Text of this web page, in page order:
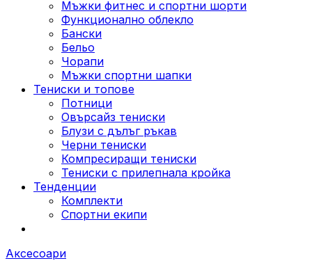
Mъжки фитнес и спортни шорти
Функционално облекло
Бански
Бельо
Чорапи
Mъжки спортни шапки
Тениски и топове
Потници
Овърсайз тениски
Блузи с дълъг ръкав
Черни тениски
Компресиращи тениски
Тениски с прилепнала кройка
Тенденции
Комплекти
Спортни екипи
Аксесоари